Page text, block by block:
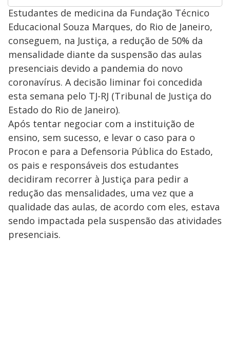
Estudantes de medicina da Fundação Técnico
Educacional Souza Marques, do Rio de Janeiro,
conseguem, na Justiça, a redução de 50% da
mensalidade diante da suspensão das aulas
presenciais devido a pandemia do novo
coronavírus. A decisão liminar foi concedida
esta semana pelo TJ-RJ (Tribunal de Justiça do
Estado do Rio de Janeiro).
Após tentar negociar com a instituição de
ensino, sem sucesso, e levar o caso para o
Procon e para a Defensoria Pública do Estado,
os pais e responsáveis dos estudantes
decidiram recorrer à Justiça para pedir a
redução das mensalidades, uma vez que a
qualidade das aulas, de acordo com eles, estava
sendo impactada pela suspensão das atividades
presenciais.